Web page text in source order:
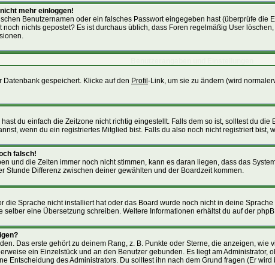
mehr einloggen!
Benutzernamen oder ein falsches Passwort eingegeben hast (überprüfe
noch nichts gepostet? Es ist durchaus üblich, dass Foren regelmäßig User
gespeichert. Klicke auf den Profil -Link, um sie zu ändern (wird
du einfach die Zeitzone nicht richtig eingestellt. Falls dem so ist, solltest du
wenn du ein registriertes Mitglied bist. Falls du also noch nicht registriert bist,
falsch!
und die Zeiten immer noch nicht stimmen, kann es daran liegen, dass das
Stunde Differenz zwischen deiner gewählten und der Boardzeit kommen.
die Sprache nicht installiert hat oder das Board wurde noch nicht in deine
eine Übersetzung schreiben. Weitere Informationen erhältst du auf der
Das erste gehört zu deinem Rang, z. B. Punkte oder Sterne, die anzeigen,
ein Einzelstück und an den Benutzer gebunden. Es liegt am
Entscheidung des Administrators. Du solltest ihn nach dem Grund fragen (Er